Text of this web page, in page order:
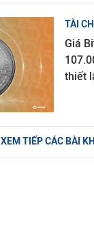
TÀI
Giá
thiết
XEM TIẾP CÁC BÀI